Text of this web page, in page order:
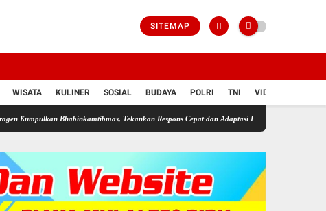
SITEMAP
WISATA KULINER SOSIAL BUDAYA POLRI TNI VIDIO
Tekankan Respons Cepat dan Adaptasi Hadapi Era Digital